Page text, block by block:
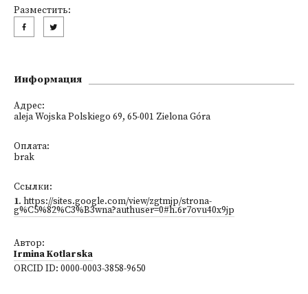
Разместить:
Информация
Адрес:
aleja Wojska Polskiego 69, 65-001 Zielona Góra
Оплата:
brak
Ссылки:
1. https://sites.google.com/view/zgtmjp/strona-
g%C5%82%C3%B3wna?authuser=0#h.6r7ovu40x9jp
Автор:
Irmina Kotlarska
ORCID ID: 0000-0003-3858-9650